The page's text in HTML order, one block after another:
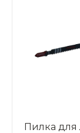
Пилка для